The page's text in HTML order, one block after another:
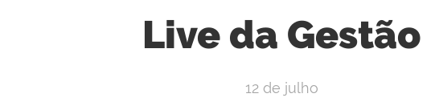
Live da Gestão
12 de julho